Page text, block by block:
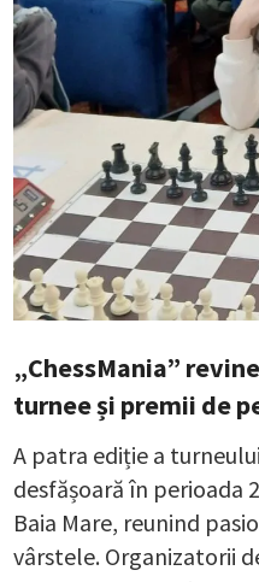
„ChessMania”
turnee și premii de
A patra ediție a
desfășoară în perioada
Baia Mare, reunind
vârstele. Organizatorii